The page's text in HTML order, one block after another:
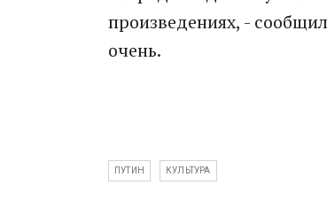
произведениях, -
очень.
ПУТИН КУЛЬТУРА